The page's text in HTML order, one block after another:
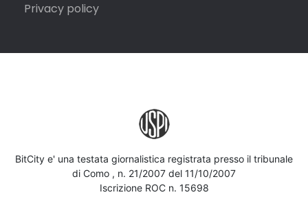
Privacy policy
BitCity e' una testata giornalistica registrata presso il tribunale
di Como , n. 21/2007 del 11/10/2007
Iscrizione ROC n. 15698